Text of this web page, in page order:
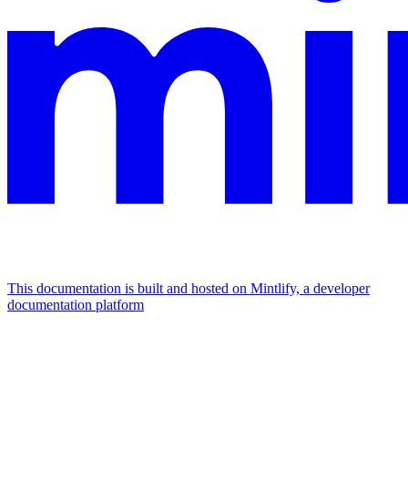
This documentation is built and hosted on Mintlify, a developer
documentation platform